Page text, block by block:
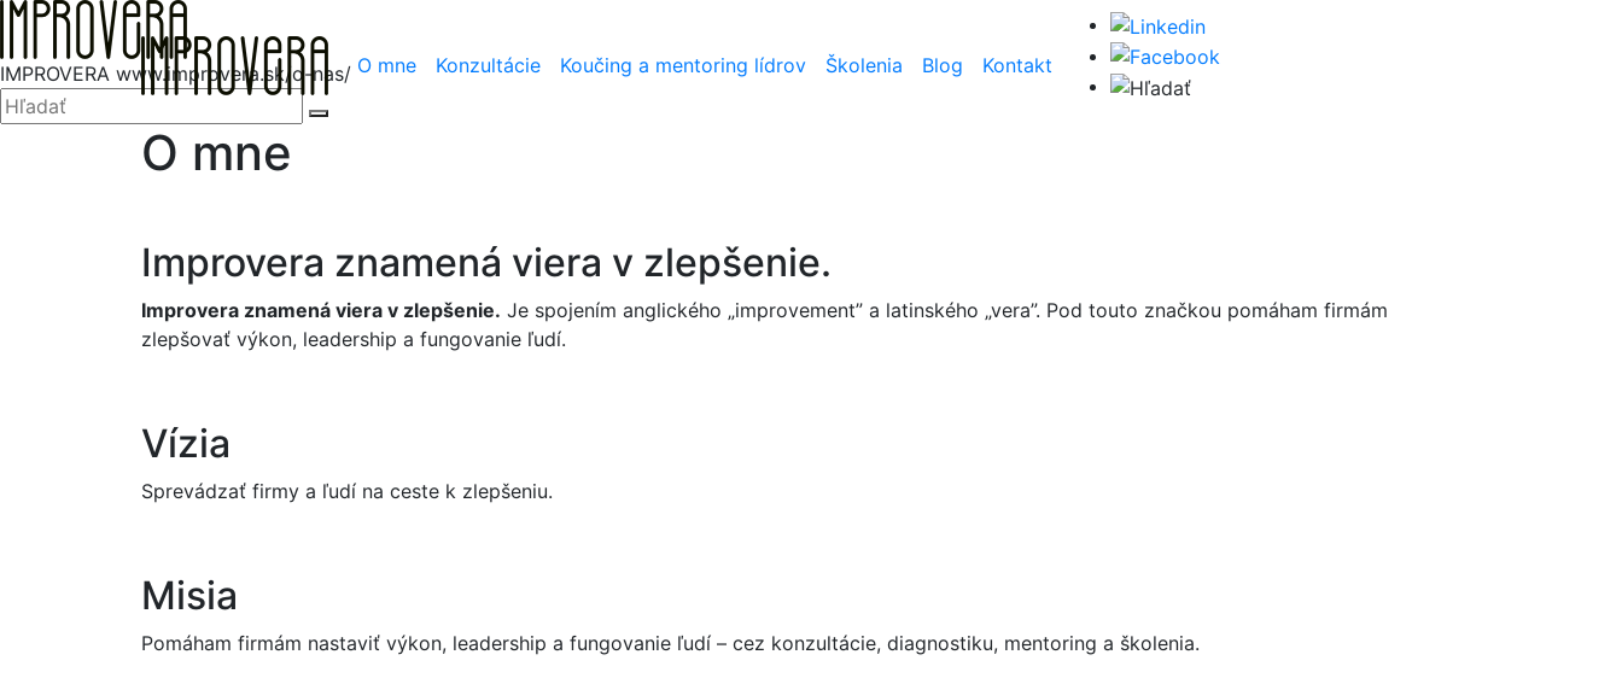
Hore
IMPROVERA www.improvera.sk/o-nas/
Zatvoriť
Hľadať:
O mne Konzultácie Koučing a mentoring lídrov Školenia Blog Kontakt
Hľadať
O mne
Improvera znamená viera v zlepšenie.
Improvera znamená viera v zlepšenie. Je spojením anglického „improvement” a latinského „vera”. Pod touto značkou pomáham firmám
zlepšovať výkon, leadership a fungovanie ľudí.
Vízia
Sprevádzať firmy a ľudí na ceste k zlepšeniu.
Misia
Pomáham firmám nastaviť výkon, leadership a fungovanie ľudí – cez konzultácie, diagnostiku, mentoring a školenia.